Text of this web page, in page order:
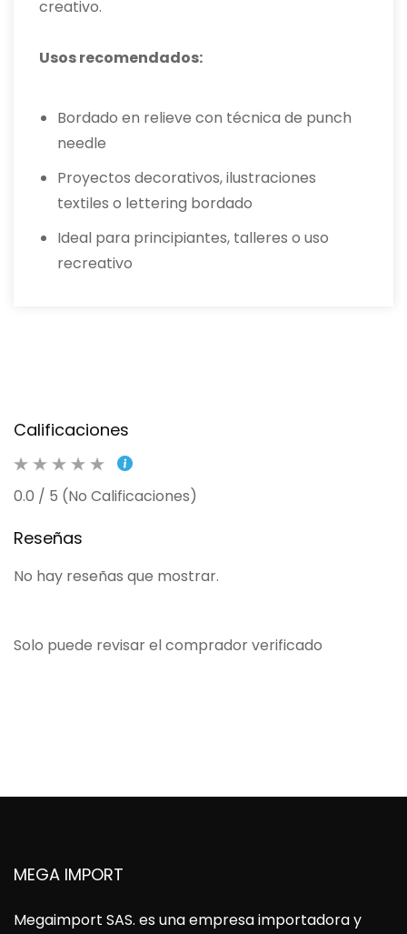
creativo.
Usos recomendados:
Bordado en relieve con técnica de punch
needle
Proyectos decorativos, ilustraciones
textiles o lettering bordado
Ideal para principiantes, talleres o uso
recreativo
Calificaciones
0.0 / 5 (No Calificaciones)
Reseñas
No hay reseñas que mostrar.
Solo puede revisar el comprador verificado
MEGA IMPORT
Megaimport SAS. es una empresa importadora y